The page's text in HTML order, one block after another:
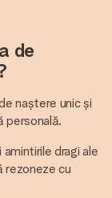
de
naștere unic și
personală.
dragi ale
rezoneze cu